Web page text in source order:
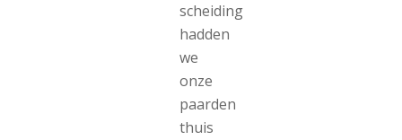
scheiding
hadden
we
onze
paarden
thuis